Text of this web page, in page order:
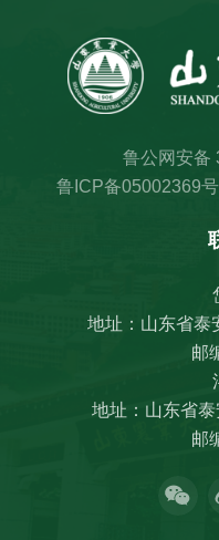
鲁公网安备
鲁ICP备05002369
地址：山东省泰
邮
地址：山东省
邮